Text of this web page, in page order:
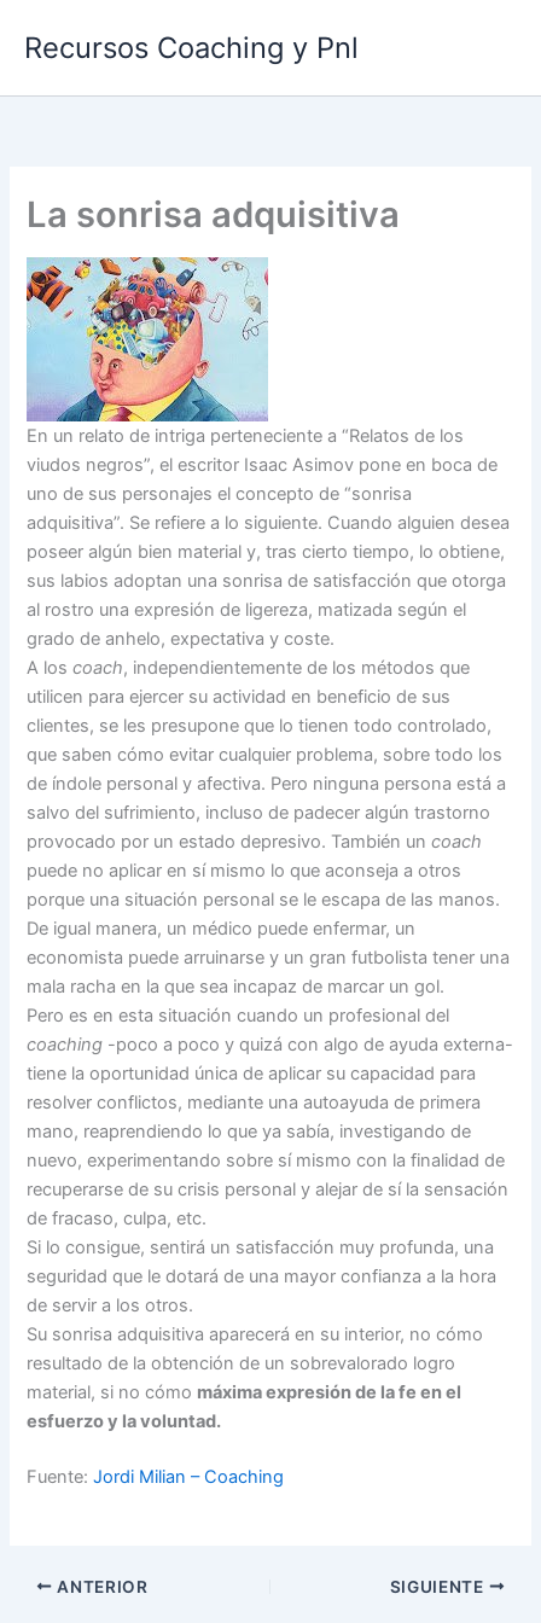
Recursos Coaching y Pnl
La sonrisa adquisitiva
En un relato de intriga perteneciente a “Relatos de los
viudos negros”, el escritor Isaac Asimov pone en boca de
uno de sus personajes el concepto de “sonrisa
adquisitiva”. Se refiere a lo siguiente. Cuando alguien desea
poseer algún bien material y, tras cierto tiempo, lo obtiene,
sus labios adoptan una sonrisa de satisfacción que otorga
al rostro una expresión de ligereza, matizada según el
grado de anhelo, expectativa y coste.
A loscoach, independientemente de los métodos que
utilicen para ejercer su actividad en beneficio de sus
clientes, se les presupone que lo tienen todo controlado,
que saben cómo evitar cualquier problema, sobre todo los
de índole personal y afectiva. Pero ninguna persona está a
salvo del sufrimiento, incluso de padecer algún trastorno
provocado por un estado depresivo. También uncoach
puede no aplicar en sí mismo lo que aconseja a otros
porque una situación personal se le escapa de las manos.
De igual manera, un médico puede enfermar, un
economista puede arruinarse y un gran futbolista tener una
mala racha en la que sea incapaz de marcar un gol.
Pero es en esta situación cuando un profesional del
coaching -poco a poco y quizá con algo de ayuda externa-
tiene la oportunidad única de aplicar su capacidad para
resolver conflictos, mediante una autoayuda de primera
mano, reaprendiendo lo que ya sabía, investigando de
nuevo, experimentando sobre sí mismo con la finalidad de
recuperarse de su crisis personal y alejar de sí la sensación
de fracaso, culpa, etc.
Si lo consigue, sentirá un satisfacción muy profunda, una
seguridad que le dotará de una mayor confianza a la hora
de servir a los otros.
Su sonrisa adquisitiva aparecerá en su interior, no cómo
resultado de la obtención de un sobrevalorado logro
material, si no cómo máxima expresión de la fe en el
esfuerzo y la voluntad.
Fuente:Jordi Milian – Coaching
ANTERIOR SIGUIENTE